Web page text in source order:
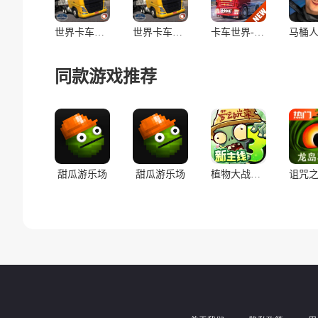
世界卡车驾驶模拟器(辅助菜单) 世界卡车驾驶模拟器 卡车世界-欧洲货运驾驶员模拟器
同款游戏推荐
甜瓜游乐场 甜瓜游乐场 植物大战僵尸3